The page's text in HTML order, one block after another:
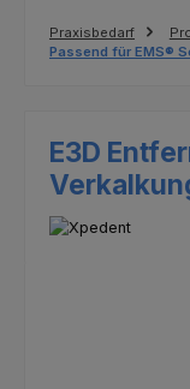
Praxisbedarf
Passend für EMS®
E3D